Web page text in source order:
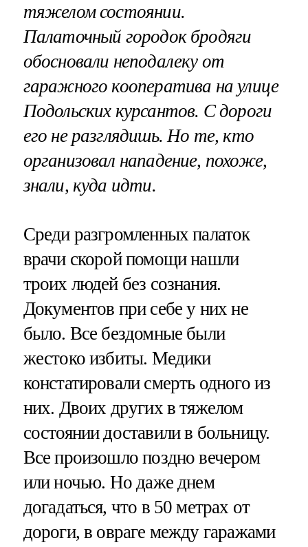
тяжелом состоянии.
Палаточный городок бродяги
обосновали неподалеку от
гаражного кооператива на улице
Подольских курсантов. С дороги
его не разглядишь. Но те, кто
организовал нападение, похоже,
знали, куда идти.
Среди разгромленных палаток
врачи скорой помощи нашли
троих людей без сознания.
Документов при себе у них не
было. Все бездомные были
жестоко избиты. Медики
констатировали смерть одного из
них. Двоих других в тяжелом
состоянии доставили в больницу.
Все произошло поздно вечером
или ночью. Но даже днем
догадаться, что в 50 метрах от
дороги, в овраге между гаражами